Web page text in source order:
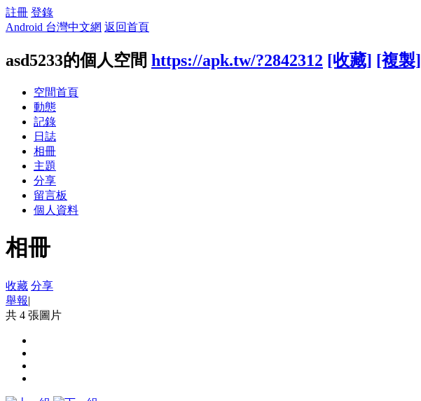
註冊 登錄
Android 台灣中文網 返回首頁
asd5233的個人空間 https://apk.tw/?2842312 [收藏] [複製]
空間首頁
動態
記錄
日誌
相冊
主題
分享
留言板
個人資料
相冊
收藏 分享
舉報|
共 4 張圖片